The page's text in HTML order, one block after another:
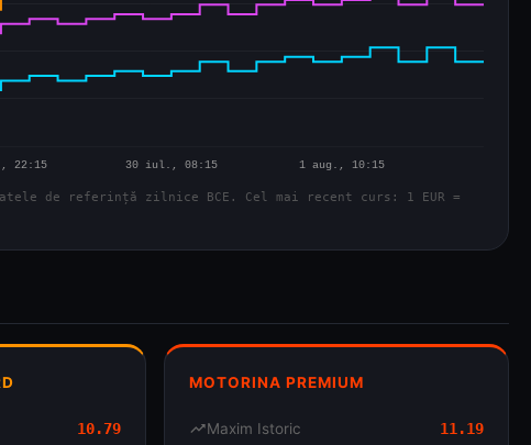
de referință zilnice BCE. Cel mai recent curs: 1 EUR =
10.79
MOTORINA PREMIUM
trending_upMaxim Istoric 11.19